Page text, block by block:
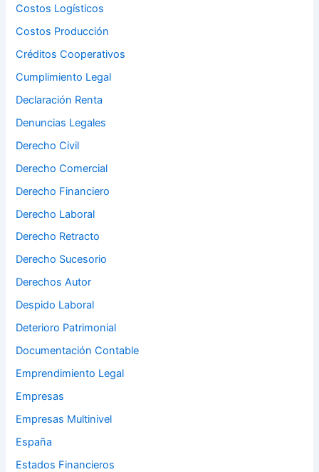
Costos Logísticos
Costos Producción
Créditos Cooperativos
Cumplimiento Legal
Declaración Renta
Denuncias Legales
Derecho Civil
Derecho Comercial
Derecho Financiero
Derecho Laboral
Derecho Retracto
Derecho Sucesorio
Derechos Autor
Despido Laboral
Deterioro Patrimonial
Documentación Contable
Emprendimiento Legal
Empresas
Empresas Multinivel
España
Estados Financieros